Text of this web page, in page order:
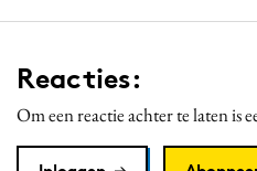
Reacties:
Om een reactie achter te laten is